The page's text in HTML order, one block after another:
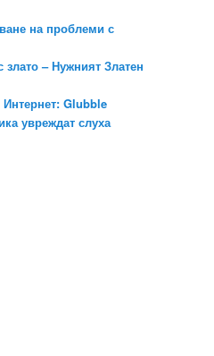
на проблеми с
– Нужният Златен
Glubble
увреждат слуха